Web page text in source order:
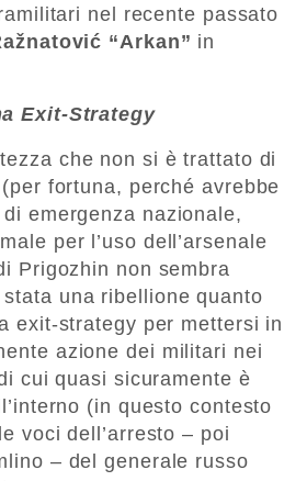
nel recente passato
“Arkan” in
Exit-Strategy
che non si è trattato di
fortuna, perché avrebbe
emergenza nazionale,
per l’uso dell’arsenale
Prigozhin non sembra
una ribellione quanto
exit-strategy per mettersi in
azione dei militari nei
cui quasi sicuramente è
(in questo contesto
voci dell’arresto – poi
– del generale russo